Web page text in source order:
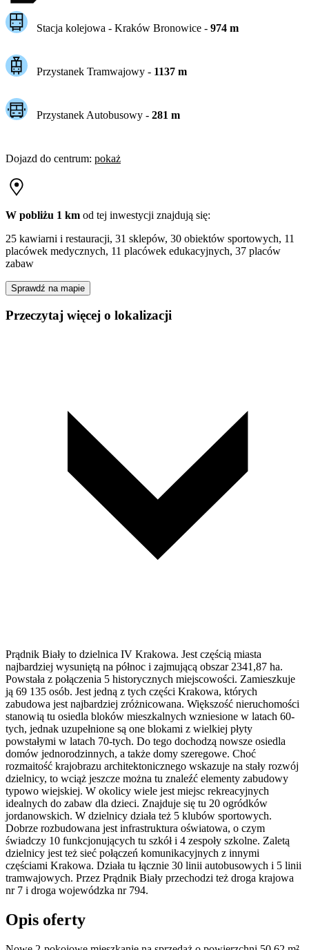
Stacja kolejowa - Kraków Bronowice- 974m
Przystanek Tramwajowy - 1137m
Przystanek Autobusowy - 281 m
Dojazd do centrum: pokaż
W pobliżu 1 km od tej inwestycji znajdują się:
25 kawiarni i restauracji, 31 sklepów, 30 obiektów sportowych, 11
placówek medycznych, 11 placówek edukacyjnych, 37 placów
zabaw
Sprawdź na mapie
Przeczytaj więcej o lokalizacji
Prądnik Biały to dzielnica IV Krakowa. Jest częścią miasta
najbardziej wysuniętą na północ i zajmującą obszar 2341,87 ha.
Powstała z połączenia 5 historycznych miejscowości. Zamieszkuje
ją 69 135 osób. Jest jedną z tych części Krakowa, których
zabudowa jest najbardziej zróżnicowana. Większość nieruchomości
stanowią tu osiedla bloków mieszkalnych wzniesione w latach 60-
tych, jednak uzupełnione są one blokami z wielkiej płyty
powstałymi w latach 70-tych. Do tego dochodzą nowsze osiedla
domów jednorodzinnych, a także domy szeregowe. Choć
rozmaitość krajobrazu architektonicznego wskazuje na stały rozwój
dzielnicy, to wciąż jeszcze można tu znaleźć elementy zabudowy
typowo wiejskiej. W okolicy wiele jest miejsc rekreacyjnych
idealnych do zabaw dla dzieci. Znajduje się tu 20 ogródków
jordanowskich. W dzielnicy działa też 5 klubów sportowych.
Dobrze rozbudowana jest infrastruktura oświatowa, o czym
świadczy 10 funkcjonujących tu szkół i 4 zespoły szkolne. Zaletą
dzielnicy jest też sieć połączeń komunikacyjnych z innymi
częściami Krakowa. Działa tu łącznie 30 linii autobusowych i 5 linii
tramwajowych. Przez Prądnik Biały przechodzi też droga krajowa
nr 7 i droga wojewódzka nr 794.
Opis oferty